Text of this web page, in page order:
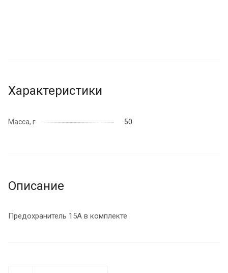
Характеристики
Масса, г 50
Описание
Предохранитель 15А в комплекте